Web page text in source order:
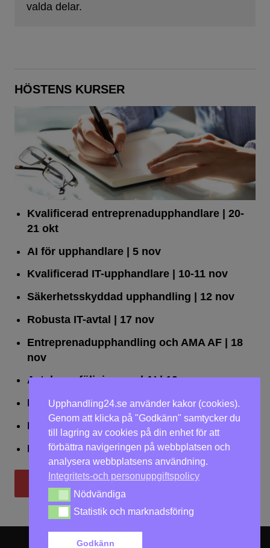
valda delar.
HÖSTENS KURSER
Kvalificerad entreprenad­upphandlare | 20-
21 okt
AI för upphandlare| 5 nov
Kvalificerad IT-upphandlare| 10-11 nov
Säkerhetsskyddad upphandling | 12 nov
Robusta IT-avtal | 17 nov
Entreprenadupphandling och AMA AF| 18
nov
Avtalsuppföljning med AI| 19 nov
Leda upphandlingar effektivt| 25 nov
Dialogförfaranden | 26 nov
LOU på två dagar| 2-3 dec
Till utbildningar
Upphandling24.se använder kakor (cookies).
Genom att klicka på "Godkänn" samtycker du
till lagring av cookies på din enhet för att
förbättra navigeringen på webbplatsen och
analysera webbplatsens användning.
Integritets-och personuppgiftspolicy
Nödvändiga
Nödvändiga
Statistik och marknadsföring
Statistik och marknadsföring
Godkänn